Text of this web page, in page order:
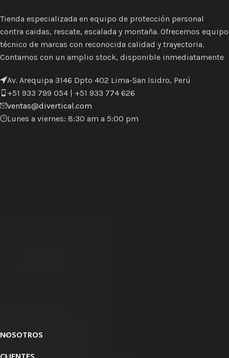
Tienda especializada en equipo de protección personal
contra caidas, rescate, escalada y montaña. Ofrecemos equipo
técnico de marcas con reconocida calidad y trayectoria.
Contamos con un amplio stock, disponible inmediatamente
Av. Arequipa 3146 Dpto 402 Lima-San Isidro, Perú
+51 933 799 054 | +51 933 774 626
ventas@divertical.com
Lunes a viernes: 8:30 am a 5:00 pm
NOSOTROS